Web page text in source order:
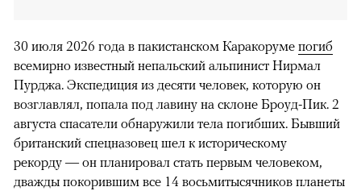
30 июля 2026 года в пакистанском Каракоруме погиб
всемирно известный непальский альпинист Нирмал
Пурджа. Экспедиция из десяти человек, которую он
возглавлял, попала под лавину на склоне Броуд-Пик. 2
августа спасатели обнаружили тела погибших. Бывший
британский спецназовец шел к историческому
рекорду — он планировал стать первым человеком,
дважды покорившим все 14 восьмитысячников планеты